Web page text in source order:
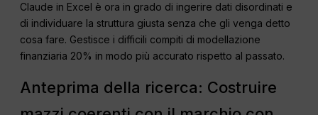
Claude in Excel è ora in grado di ingerire dati disordinati e
di individuare la struttura giusta senza che gli venga detto
cosa fare. Gestisce i difficili compiti di modellazione
finanziaria 20% in modo più accurato rispetto al passato.
Anteprima della ricerca: Costruire